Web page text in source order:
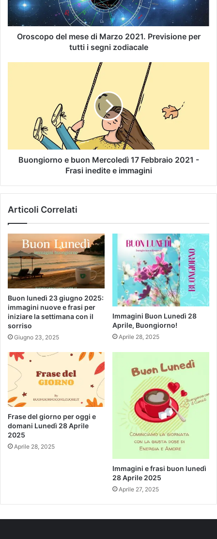
Oroscopo del mese di Marzo 2021. Previsione per
tutti i segni zodiacale
Buongiorno e buon Mercoledì 17 Febbraio 2021 -
Frasi inedite e immagini
Articoli Correlati
Buon lunedì 23 giugno 2025:
immagini nuove e frasi per
iniziare la settimana con il
sorriso
Giugno 23, 2025
Immagini Buon Lunedì 28
Aprile, Buongiorno!
Aprile 28, 2025
Frase del giorno per oggi e
domani Lunedì 28 Aprile
2025
Aprile 28, 2025
Immagini e frasi buon lunedì
28 Aprile 2025
Aprile 27, 2025